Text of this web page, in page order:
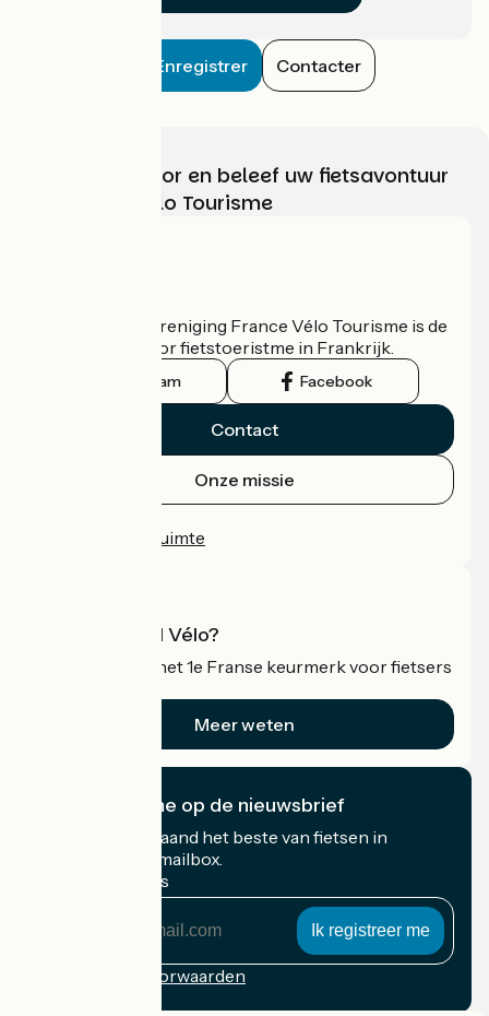
Enregistrer Contacter
Kies, bereid voor en beleef uw fietsavontuur
met France Vélo Tourisme
De nationale vereniging France Vélo Tourisme is de
officiële gids voor fietstoeristme in Frankrijk.
Instagram Facebook
Contact
Onze missie
Professionele ruimte
Wat is Accueil Vélo?
Accueil Vélo is het 1e Franse keurmerk voor fietsers
Meer weten
Ik abonneer me op de nieuwsbrief
Ontvang elke maand het beste van fietsen in
Frankrijk in uw mailbox.
Mijn e-mailadres
Inschrijvingsvoorwaarden